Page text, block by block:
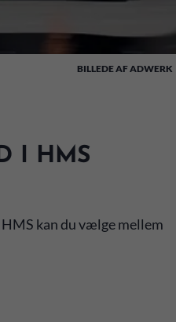
ADWERK
I HMS
kan du vælge mellem